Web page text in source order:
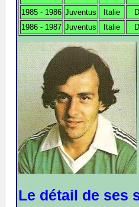
1985 - 1986 Juventus Italie
1986 - 1987 Juventus Italie
Le détail de ses